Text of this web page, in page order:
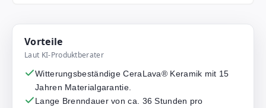
Vorteile
Laut KI-Produktberater
Witterungsbeständige CeraLava® Keramik mit 15
Jahren Materialgarantie.
Lange Brenndauer von ca. 36 Stunden pro